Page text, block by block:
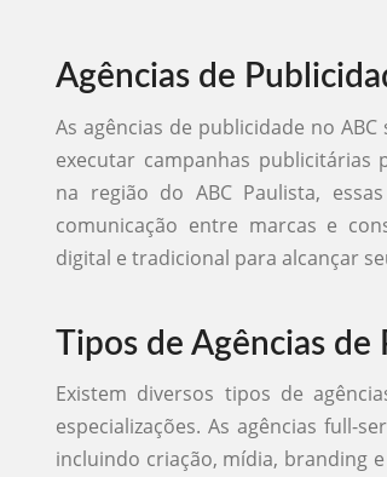
Agências de
As agências de publicidade no
executar campanhas publicitárias
na região do ABC Paulista,
comunicação entre marcas e
digital e tradicional para alcançar
Tipos de Agências de
Existem diversos tipos de
especializações. As agências full-
incluindo criação, mídia, branding